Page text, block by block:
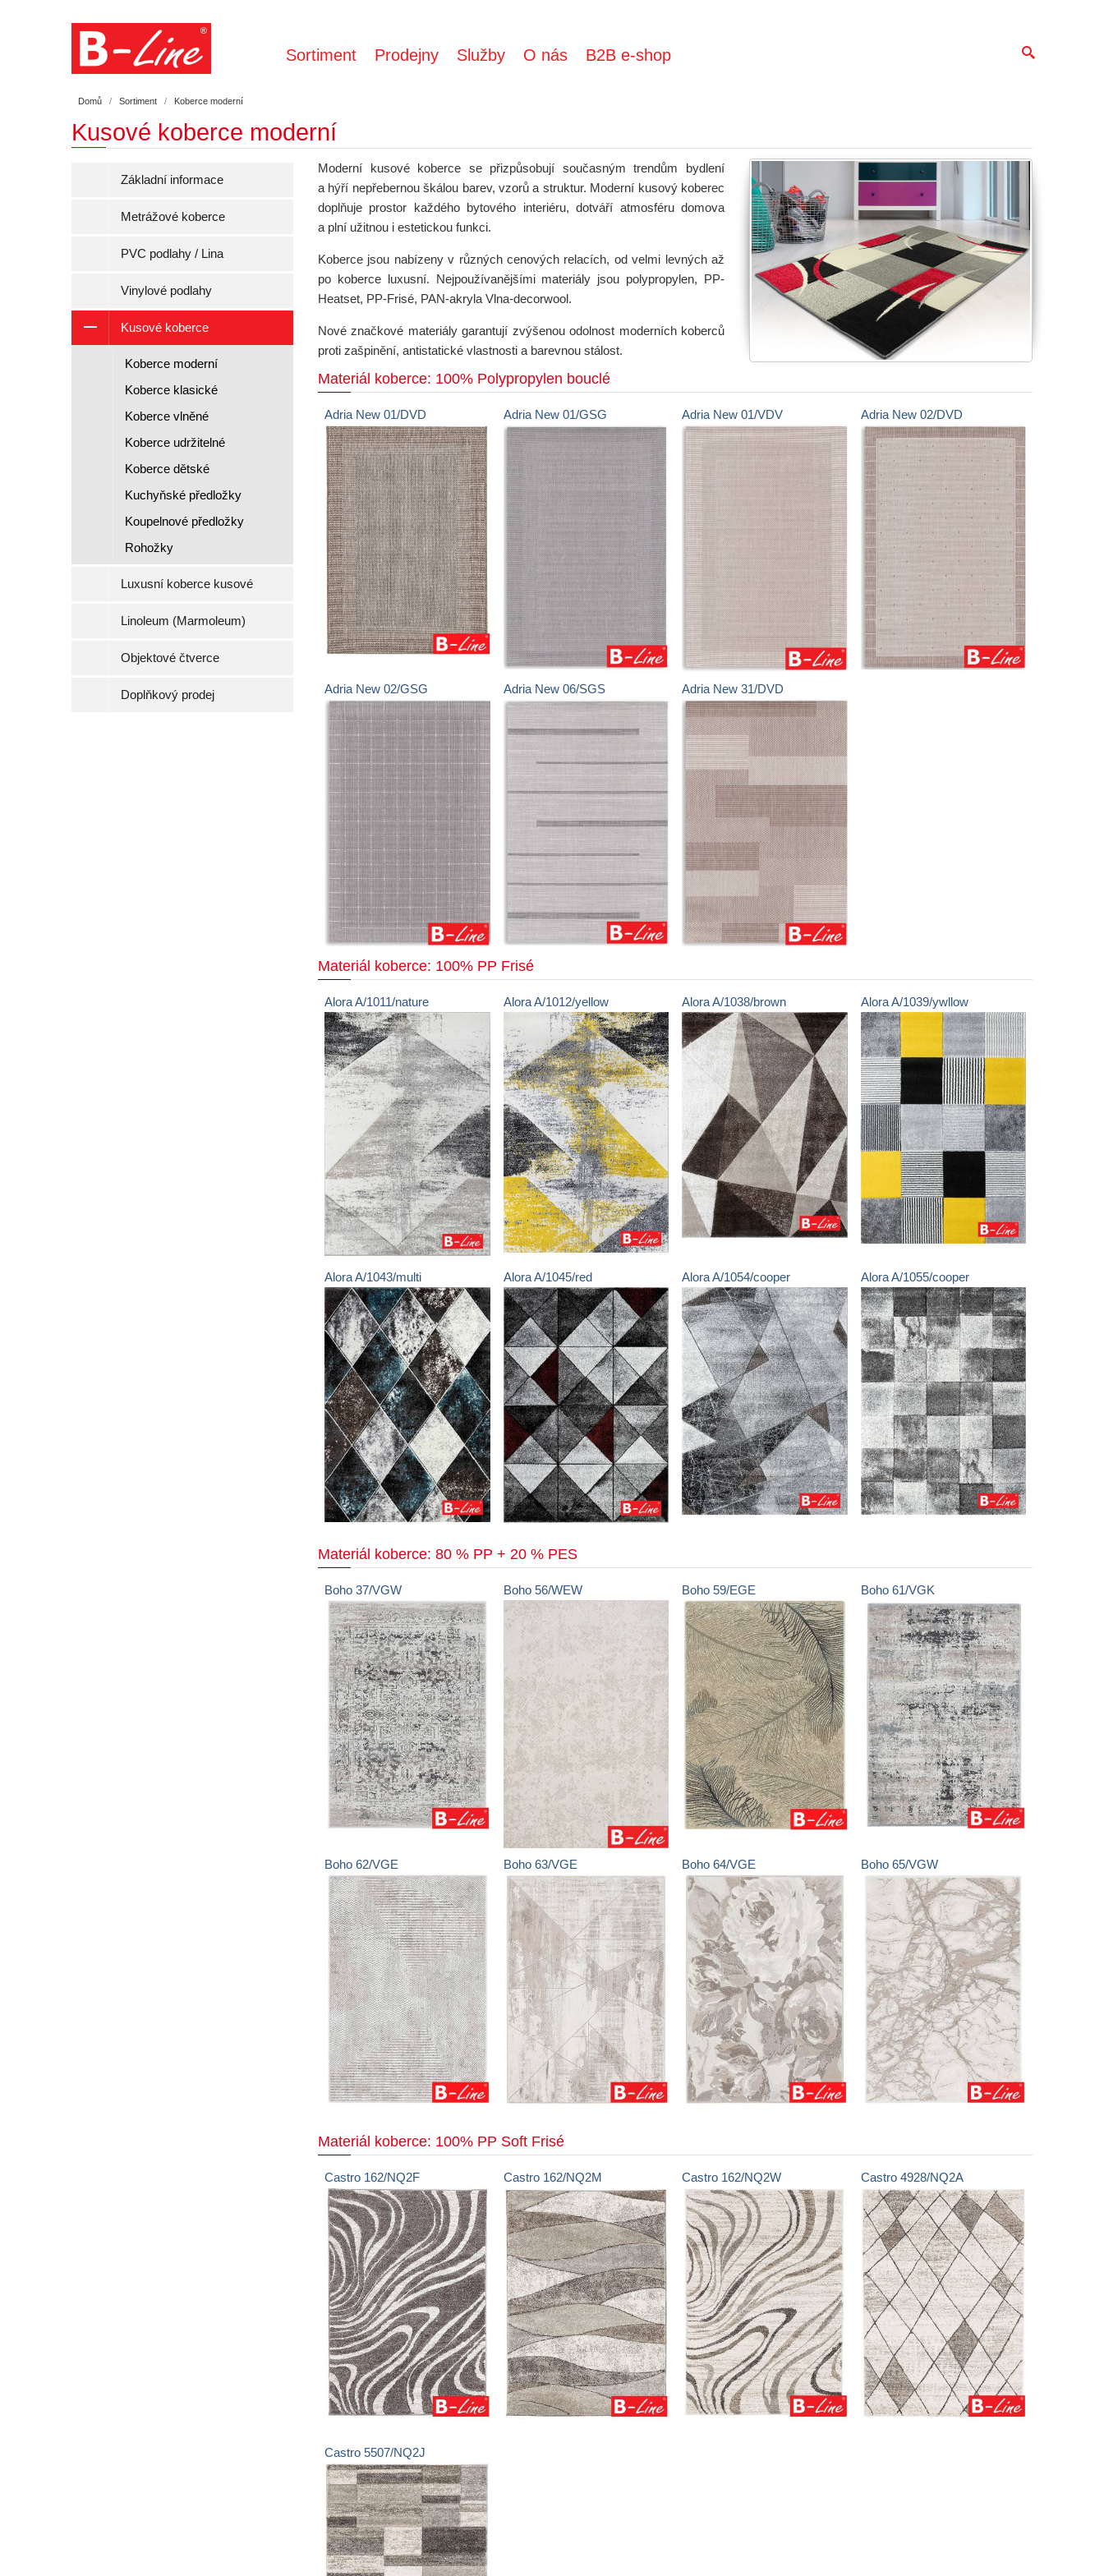
Domů Sortiment Koberce moderní
Sortiment Prodejny Služby O nás B2B e-shop
Kusové koberce moderní
Moderní kusové koberce se přizpůsobují současným trendům bydlení
a hýří nepřebernou škálou barev, vzorů a struktur. Moderní kusový koberec
doplňuje prostor každého bytového interiéru, dotváří atmosféru domova
a plní užitnou i estetickou funkci.
Koberce jsou nabízeny v různých cenových relacích, od velmi levných až
po koberce luxusní. Nejpoužívanějšími materiály jsou polypropylen, PP-
Heatset, PP-Frisé, PAN-akryla Vlna-decorwool.
Nové značkové materiály garantují zvýšenou odolnost moderních koberců
proti zašpinění, antistatické vlastnosti a barevnou stálost.
Materiál koberce: 100% Polypropylen bouclé
Adria New 01/DVD Adria New 01/GSG Adria New 01/VDV Adria New 02/DVD
Adria New 02/GSG Adria New 06/SGS Adria New 31/DVD
Materiál koberce: 100% PP Frisé
AloraA/1011/nature Alora A/1012/yellow AloraA/1038/brown Alora A/1039/ywllow
AloraA/1043/multi Alora A/1045/red AloraA/1054/cooper Alora A/1055/cooper
Materiál koberce: 80 % PP + 20 % PES
Boho 37/VGW Boho 56/WEW Boho 59/EGE Boho 61/VGK
Boho 62/VGE Boho 63/VGE Boho 64/VGE Boho 65/VGW
Materiál koberce: 100% PP Soft Frisé
Castro 162/NQ2F Castro 162/NQ2M Castro 162/NQ2W Castro 4928/NQ2A
Castro 5507/NQ2J
Základní informace
Metrážové koberce
PVC podlahy / Lina
Vinylové podlahy
Kusové koberce
Koberce moderní
Koberce klasické
Koberce vlněné
Koberce udržitelné
Koberce dětské
Kuchyňské předložky
Koupelnové předložky
Rohožky
Luxusní koberce kusové
Linoleum (Marmoleum)
Objektové čtverce
Doplňkový prodej